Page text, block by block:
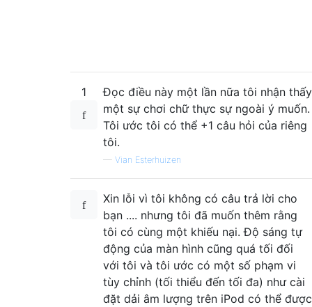
1
Đọc điều này một lần nữa tôi nhận thấy
một sự chơi chữ thực sự ngoài ý muốn.
Tôi ước tôi có thể +1 câu hỏi của riêng
tôi.
— Vian Esterhuizen
Xin lỗi vì tôi không có câu trả lời cho
bạn .... nhưng tôi đã muốn thêm rằng
tôi có cùng một khiếu nại. Độ sáng tự
động của màn hình cũng quá tối đối
với tôi và tôi ước có một số phạm vi
tùy chỉnh (tối thiểu đến tối đa) như cài
đặt dải âm lượng trên iPod có thể được